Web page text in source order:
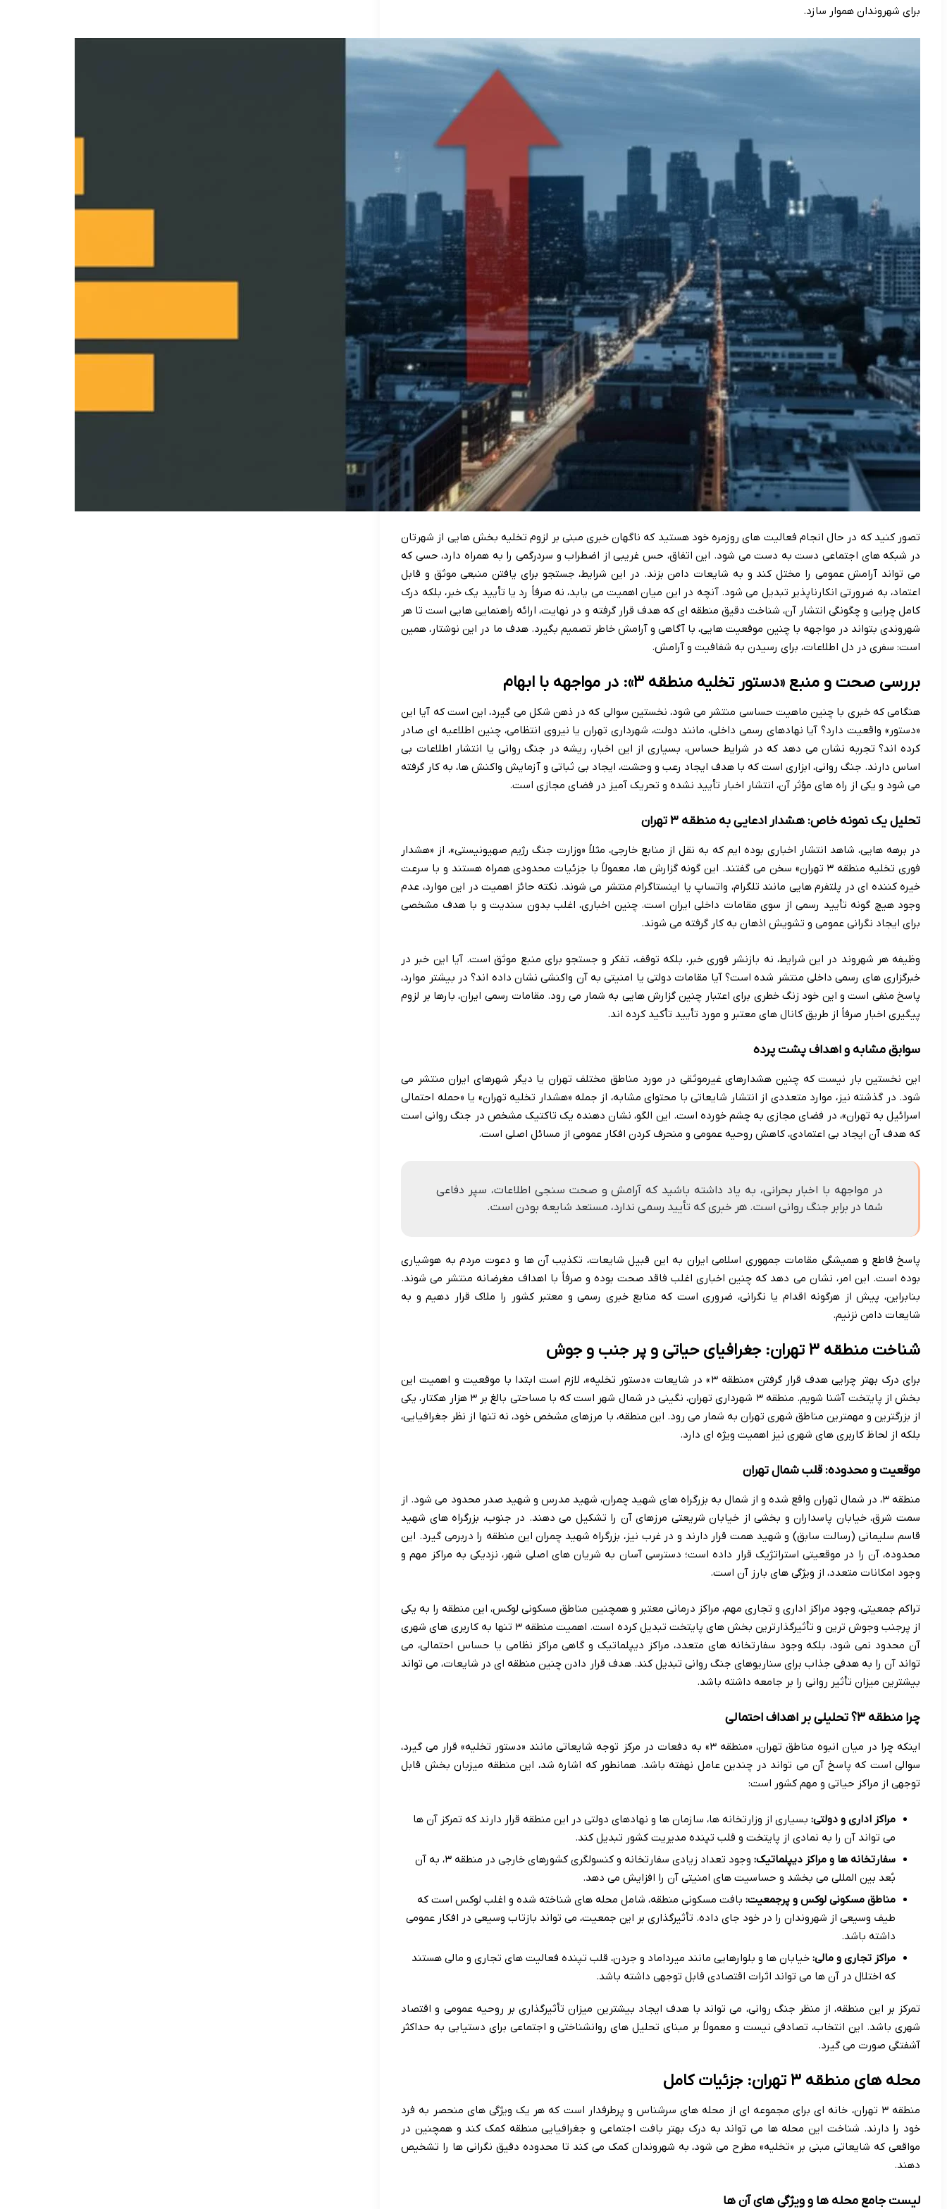
برای شهروندان هموار سازد.
تصور کنید که در حال انجام فعالیت های روزمره خود هستید که ناگهان خبری مبنی بر لزوم تخلیه بخش هایی از شهرتان
در شبکه های اجتماعی دست به دست می شود. این اتفاق، حس غریبی از اضطراب و سردرگمی را به همراه دارد، حسی که
می تواند آرامش عمومی را مختل کند و به شایعات دامن بزند. در این شرایط، جستجو برای یافتن منبعی موثق و قابل
اعتماد، به ضرورتی انکارناپذیر تبدیل می شود. آنچه در این میان اهمیت می یابد، نه صرفاً رد یا تأیید یک خبر، بلکه درک
کامل چرایی و چگونگی انتشار آن، شناخت دقیق منطقه ای که هدف قرار گرفته و در نهایت، ارائه راهنمایی هایی است تا هر
شهروندی بتواند در مواجهه با چنین موقعیت هایی، با آگاهی و آرامش خاطر تصمیم بگیرد. هدف ما در این نوشتار، همین
است: سفری در دل اطلاعات، برای رسیدن به شفافیت و آرامش.
بررسی صحت و منبع «دستور تخلیه منطقه ۳»: در مواجهه با ابهام
هنگامی که خبری با چنین ماهیت حساسی منتشر می شود، نخستین سوالی که در ذهن شکل می گیرد، این است که آیا این
«دستور» واقعیت دارد؟ آیا نهادهای رسمی داخلی، مانند دولت، شهرداری تهران یا نیروی انتظامی، چنین اطلاعیه ای صادر
کرده اند؟ تجربه نشان می دهد که در شرایط حساس، بسیاری از این اخبار، ریشه در جنگ روانی یا انتشار اطلاعات بی
اساس دارند. جنگ روانی، ابزاری است که با هدف ایجاد رعب و وحشت، ایجاد بی ثباتی و آزمایش واکنش ها، به کار گرفته
می شود و یکی از راه های مؤثر آن، انتشار اخبار تأیید نشده و تحریک آمیز در فضای مجازی است.
تحلیل یک نمونه خاص: هشدار ادعایی به منطقه ۳ تهران
در برهه هایی، شاهد انتشار اخباری بوده ایم که به نقل از منابع خارجی، مثلاً «وزارت جنگ رژیم صهیونیستی»، از «هشدار
فوری تخلیه منطقه ۳ تهران» سخن می گفتند. این گونه گزارش ها، معمولاً با جزئیات محدودی همراه هستند و با سرعت
خیره کننده ای در پلتفرم هایی مانند تلگرام، واتساپ یا اینستاگرام منتشر می شوند. نکته حائز اهمیت در این موارد، عدم
وجود هیچ گونه تأیید رسمی از سوی مقامات داخلی ایران است. چنین اخباری، اغلب بدون سندیت و با هدف مشخصی
برای ایجاد نگرانی عمومی و تشویش اذهان به کار گرفته می شوند.
وظیفه هر شهروند در این شرایط، نه بازنشر فوری خبر، بلکه توقف، تفکر و جستجو برای منبع موثق است. آیا این خبر در
خبرگزاری های رسمی داخلی منتشر شده است؟ آیا مقامات دولتی یا امنیتی به آن واکنشی نشان داده اند؟ در بیشتر موارد،
پاسخ منفی است و این خود زنگ خطری برای اعتبار چنین گزارش هایی به شمار می رود. مقامات رسمی ایران، بارها بر لزوم
پیگیری اخبار صرفاً از طریق کانال های معتبر و مورد تأیید تأکید کرده اند.
سوابق مشابه و اهداف پشت پرده
این نخستین بار نیست که چنین هشدارهای غیرموثقی در مورد مناطق مختلف تهران یا دیگر شهرهای ایران منتشر می
شود. در گذشته نیز، موارد متعددی از انتشار شایعاتی با محتوای مشابه، از جمله «هشدار تخلیه تهران» یا «حمله احتمالی
اسرائیل به تهران»، در فضای مجازی به چشم خورده است. این الگو، نشان دهنده یک تاکتیک مشخص در جنگ روانی است
که هدف آن ایجاد بی اعتمادی، کاهش روحیه عمومی و منحرف کردن افکار عمومی از مسائل اصلی است.
در مواجهه با اخبار بحرانی، به یاد داشته باشید که آرامش و صحت سنجی اطلاعات، سپر دفاعی
شما در برابر جنگ روانی است. هر خبری که تأیید رسمی ندارد، مستعد شایعه بودن است.
پاسخ قاطع و همیشگی مقامات جمهوری اسلامی ایران به این قبیل شایعات، تکذیب آن ها و دعوت مردم به هوشیاری
بوده است. این امر، نشان می دهد که چنین اخباری اغلب فاقد صحت بوده و صرفاً با اهداف مغرضانه منتشر می شوند.
بنابراین، پیش از هرگونه اقدام یا نگرانی، ضروری است که منابع خبری رسمی و معتبر کشور را ملاک قرار دهیم و به
شایعات دامن نزنیم.
شناخت منطقه ۳ تهران: جغرافیای حیاتی و پر جنب و جوش
برای درک بهتر چرایی هدف قرار گرفتن «منطقه ۳» در شایعات «دستور تخلیه»، لازم است ابتدا با موقعیت و اهمیت این
بخش از پایتخت آشنا شویم. منطقه ۳ شهرداری تهران، نگینی در شمال شهر است که با مساحتی بالغ بر ۳ هزار هکتار، یکی
از بزرگترین و مهمترین مناطق شهری تهران به شمار می رود. این منطقه، با مرزهای مشخص خود، نه تنها از نظر جغرافیایی،
بلکه از لحاظ کاربری های شهری نیز اهمیت ویژه ای دارد.
موقعیت و محدوده: قلب شمال تهران
منطقه ۳، در شمال تهران واقع شده و از شمال به بزرگراه های شهید چمران، شهید مدرس و شهید صدر محدود می شود. از
سمت شرق، خیابان پاسداران و بخشی از خیابان شریعتی مرزهای آن را تشکیل می دهند. در جنوب، بزرگراه های شهید
قاسم سلیمانی (رسالت سابق) و شهید همت قرار دارند و در غرب نیز، بزرگراه شهید چمران این منطقه را دربرمی گیرد. این
محدوده، آن را در موقعیتی استراتژیک قرار داده است؛ دسترسی آسان به شریان های اصلی شهر، نزدیکی به مراکز مهم و
وجود امکانات متعدد، از ویژگی های بارز آن است.
تراکم جمعیتی، وجود مراکز اداری و تجاری مهم، مراکز درمانی معتبر و همچنین مناطق مسکونی لوکس، این منطقه را به یکی
از پرجنب وجوش ترین و تأثیرگذارترین بخش های پایتخت تبدیل کرده است. اهمیت منطقه ۳ تنها به کاربری های شهری
آن محدود نمی شود، بلکه وجود سفارتخانه های متعدد، مراکز دیپلماتیک و گاهی مراکز نظامی یا حساس احتمالی، می
تواند آن را به هدفی جذاب برای سناریوهای جنگ روانی تبدیل کند. هدف قرار دادن چنین منطقه ای در شایعات، می تواند
بیشترین میزان تأثیر روانی را بر جامعه داشته باشد.
چرا منطقه ۳؟ تحلیلی بر اهداف احتمالی
اینکه چرا در میان انبوه مناطق تهران، «منطقه ۳» به دفعات در مرکز توجه شایعاتی مانند «دستور تخلیه» قرار می گیرد،
سوالی است که پاسخ آن می تواند در چندین عامل نهفته باشد. همانطور که اشاره شد، این منطقه میزبان بخش قابل
توجهی از مراکز حیاتی و مهم کشور است:
مراکز اداری و دولتی: بسیاری از وزارتخانه ها، سازمان ها و نهادهای دولتی در این منطقه قرار دارند که تمرکز آن ها
می تواند آن را به نمادی از پایتخت و قلب تپنده مدیریت کشور تبدیل کند.
سفارتخانه ها و مراکز دیپلماتیک:
وجود تعداد زیادی سفارتخانه و کنسولگری کشورهای خارجی در منطقه ۳، به آن
بُعد بین المللی می بخشد و حساسیت های امنیتی آن را افزایش می دهد.
مناطق مسکونی لوکس و پرجمعیت: بافت مسکونی منطقه، شامل محله های شناخته شده و اغلب لوکس است که
طیف وسیعی از شهروندان را در خود جای داده. تأثیرگذاری بر این جمعیت، می تواند بازتاب وسیعی در افکار عمومی
داشته باشد.
مراکز تجاری و مالی: خیابان ها و بلوارهایی مانند میرداماد و جردن، قلب تپنده فعالیت های تجاری و مالی هستند
که اختلال در آن ها می تواند اثرات اقتصادی قابل توجهی داشته باشد.
تمرکز بر این منطقه، از منظر جنگ روانی، می تواند با هدف ایجاد بیشترین میزان تأثیرگذاری بر روحیه عمومی و اقتصاد
شهری باشد. این انتخاب، تصادفی نیست و معمولاً بر مبنای تحلیل های روانشناختی و اجتماعی برای دستیابی به حداکثر
آشفتگی صورت می گیرد.
محله های منطقه ۳ تهران: جزئیات کامل
منطقه ۳ تهران، خانه ای برای مجموعه ای از محله های سرشناس و پرطرفدار است که هر یک ویژگی های منحصر به فرد
خود را دارند. شناخت این محله ها می تواند به درک بهتر بافت اجتماعی و جغرافیایی منطقه کمک کند و همچنین در
مواقعی که شایعاتی مبنی بر «تخلیه» مطرح می شود، به شهروندان کمک می کند تا محدوده دقیق نگرانی ها را تشخیص
دهند.
لیست جامع محله ها و ویژگی های آن ها